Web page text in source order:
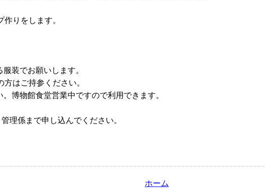
りをします。
装でお願いします。
はご持参ください。
博物館食堂営業中ですので利用できます。
係まで申し込んでください。
ホーム